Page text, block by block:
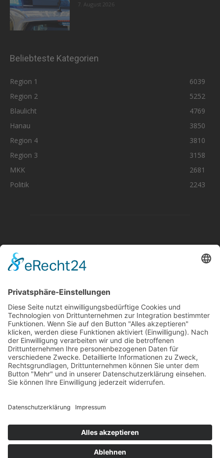
7. August 2026
Beliebteste Kategorien
Region 1
6039
Region 2
5252
Blaulicht
4769
Hanau
3850
Region 4
3810
Region 3
3158
MKK
2681
Politik
2243
Aktuelle Nachrichten aus dem MKK-Kreis.
Kontaktiere uns:team@mkk-echo.de
JetztBericht einreichen
Folge uns auf SocialMedia